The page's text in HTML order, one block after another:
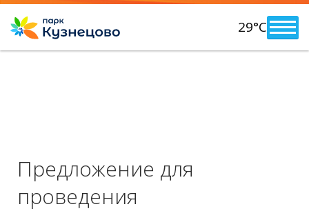
29°C
Предложение для
проведения